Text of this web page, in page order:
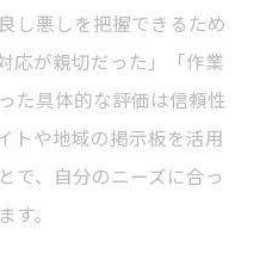
し悪しを把握できるため
応が親切だった」「作業
た具体的な評価は信頼性
トや地域の掲示板を活用
で、自分のニーズに合っ
。